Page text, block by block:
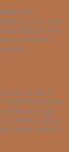
. Die
wenn man
Shop im The
hat uns den
iela direkt in
modern gehalten.
in der Auslage
stehen. Leider
Lokals ziemlich